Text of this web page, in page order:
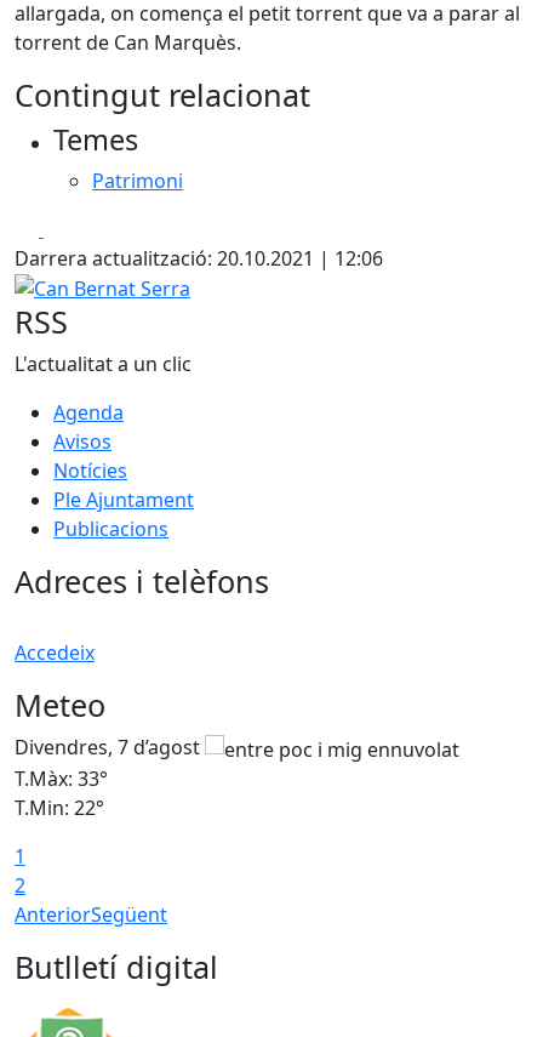
allargada, on comença el petit torrent que va a parar al
torrent de Can Marquès.
Contingut relacionat
Temes
Patrimoni
Darrera actualització: 20.10.2021 | 12:06
Can Bernat Serra
RSS
L'actualitat a un clic
Agenda
Avisos
Notícies
Ple Ajuntament
Publicacions
Adreces i telèfons
Accedeix
Meteo
Divendres, 7 d’agost
T.Màx: 33°
T.Min: 22°
1
2
AnteriorSegüent
Butlletí digital